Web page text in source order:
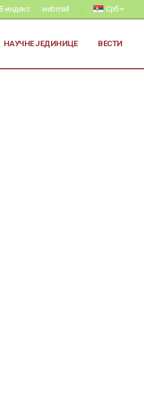
Е-индекс webmail Срб
НАУЧНЕ ЈЕДИНИЦЕ ВЕСТИ